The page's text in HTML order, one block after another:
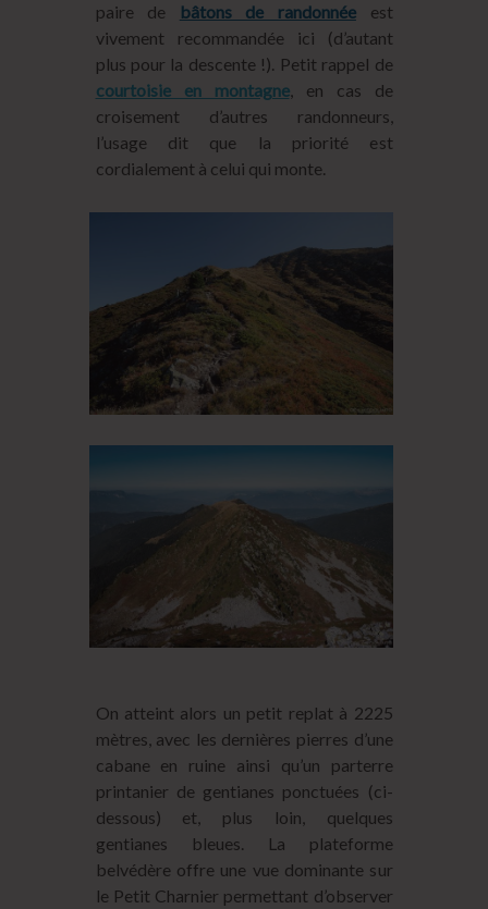
paire de
bâtons de randonnéeest
vivement recommandée ici (d’autant
plus pour la descente !). Petit rappel de
courtoisie en montagne, en cas de
croisement d’autres randonneurs,
l’usage dit que la priorité est
cordialement à celui qui monte.
On atteint alors un petit replat à 2225
mètres, avec les dernières pierres d’une
cabane en ruine ainsi qu’un parterre
printanier de gentianes ponctuées (ci-
dessous) et, plus loin, quelques
gentianes bleues. La plateforme
belvédère offre une vue dominante sur
le Petit Charnier permettant d’observer